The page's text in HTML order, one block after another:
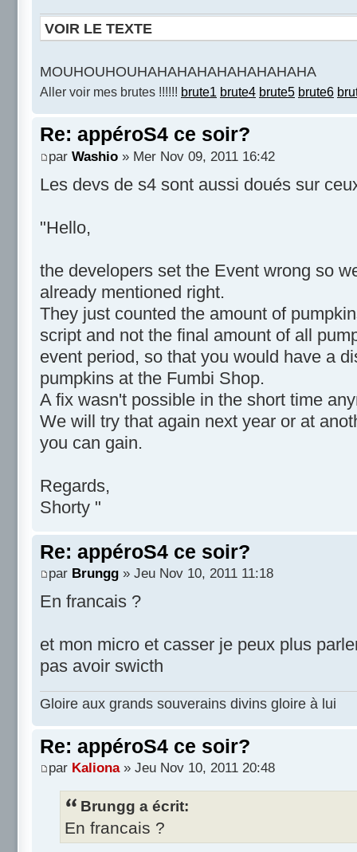
VOIR LE TEXTE
MOUHOUHOUHAHAHAHAHAHAHAHAHA
Aller voir mes brutes !!!!!! brute1 brute4 brute5 brute6
Re: appéroS4 ce soir?
par Washio » Mer Nov 09, 2011 16:42
Les devs de s4 sont aussi doués sur
"Hello,
the developers set the Event wrong so
already mentioned right.
They just counted the amount of
script and not the final amount of all
event period, so that you would have a
pumpkins at the Fumbi Shop.
A fix wasn't possible in the short time
We will try that again next year or at
you can gain.
Regards,
Shorty "
Re: appéroS4 ce soir?
par Brungg » Jeu Nov 10, 2011 11:18
En francais ?
et mon micro et casser je peux plus
pas avoir swicth
Gloire aux grands souverains divins gloire à lui
Re: appéroS4 ce soir?
par Kaliona» Jeu Nov 10, 2011 20:48
Brungg a écrit:
En francais ?